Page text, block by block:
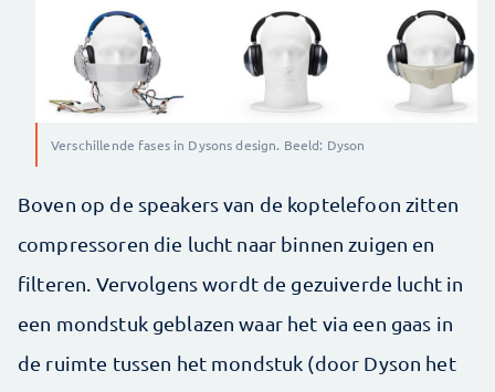
Verschillende fases in Dysons design. Beeld: Dyson
Boven op de speakers van de koptelefoon zitten
compressoren die lucht naar binnen zuigen en
filteren. Vervolgens wordt de gezuiverde lucht in
een mondstuk geblazen waar het via een gaas in
de ruimte tussen het mondstuk (door Dyson het